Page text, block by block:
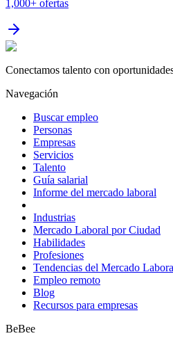
1,000+ ofertas
Conectamos talento con
Navegación
Buscar empleo
Personas
Empresas
Servicios
Talento
Guía salarial
Informe del mercado laboral
Industrias
Mercado Laboral por Ciudad
Habilidades
Profesiones
Tendencias del Mercado
Empleo remoto
Blog
Recursos para empresas
BeBee